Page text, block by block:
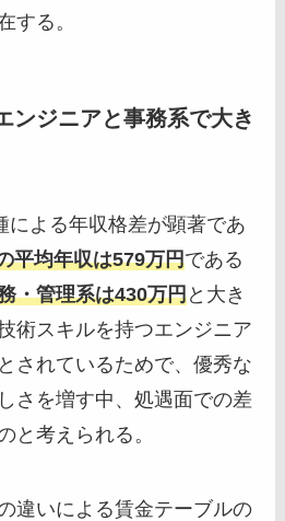
する。
ンジニアと事務系で大き
による年収格差が顕著であ
平均年収は579万円である
・管理系は430万円と大き
術スキルを持つエンジニア
されているためで、優秀な
さを増す中、処遇面での差
と考えられる。
違いによる賃金テーブルの